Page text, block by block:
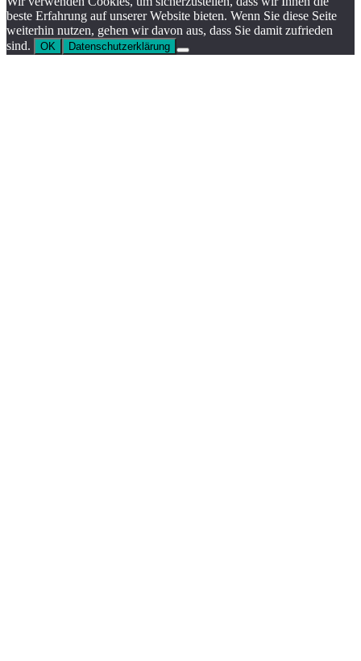
beste Erfahrung auf unserer Website bieten. Wenn Sie diese Seite
weiterhin nutzen, gehen wir davon aus, dass Sie damit zufrieden
sind.
OK Datenschutzerklärung